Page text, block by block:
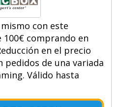
con este
comprando en
en el precio
pedidos de una variada
Válido hasta